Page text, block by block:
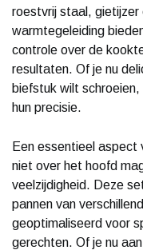
roestvrij staal, gietijzer
warmtegeleiding
controle over de
resultaten. Of je nu
biefstuk wilt
hun precisie.
Een essentieel aspect
niet over het hoofd
veelzijdigheid. Deze
pannen van
geoptimaliseerd voor
gerechten. Of je nu